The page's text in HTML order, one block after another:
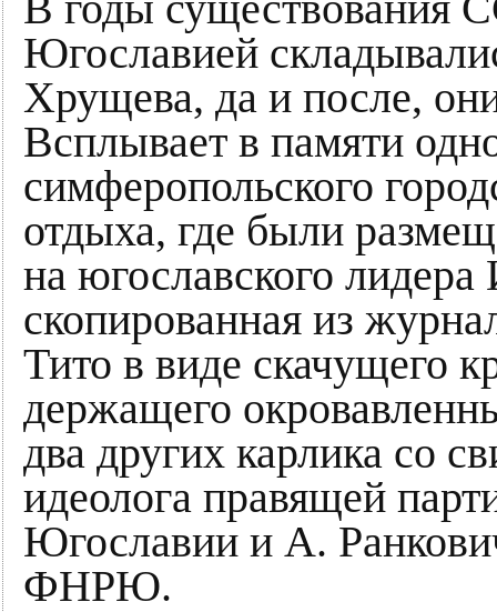
Югославией
Хрущева, да и после,
Всплывает в памяти
симферопольского
отдыха, где были
на югославского
скопированная из
Тито в виде скачущего
держащего
два других карлика со
идеолога правящей
Югославии и А.
ФНРЮ.